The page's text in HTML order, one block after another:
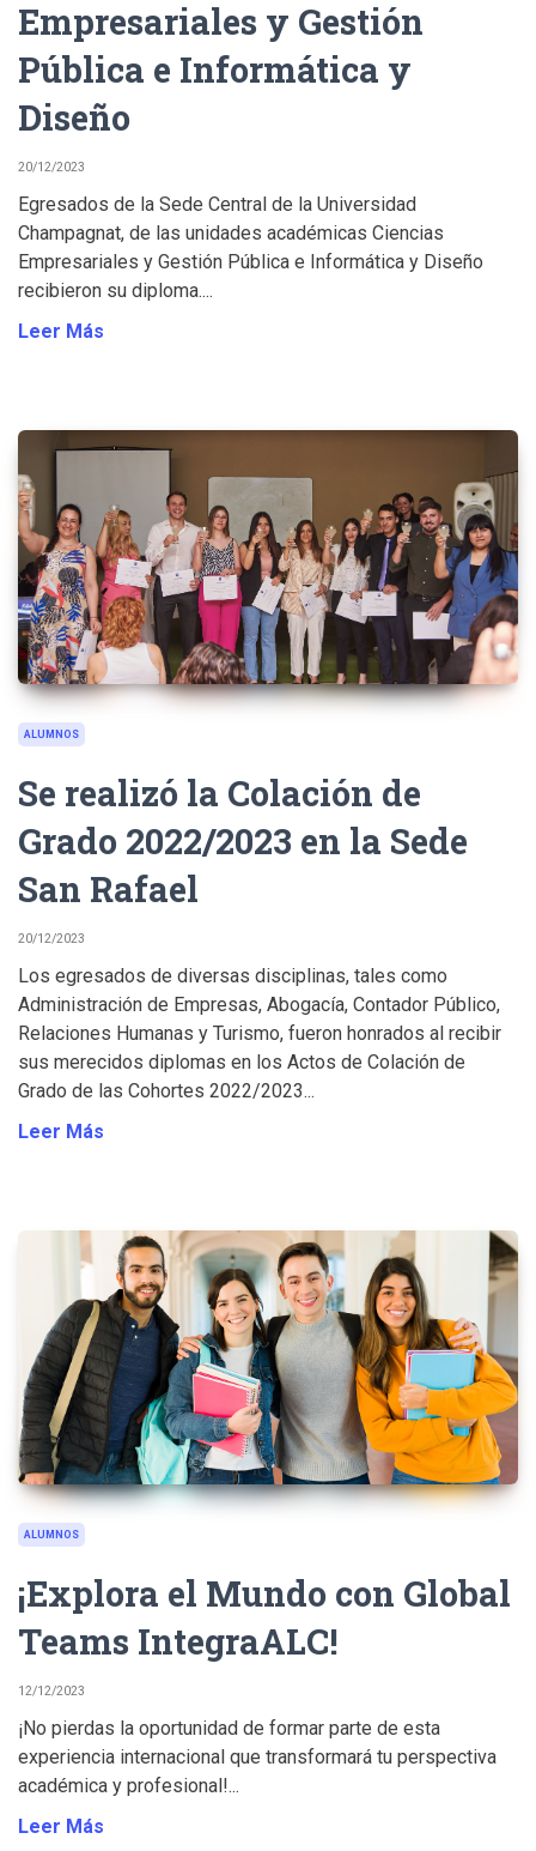
Empresariales y Gestión
Pública e Informática y
Diseño
20/12/2023
Egresados de la Sede Central de la Universidad
Champagnat, de las unidades académicas Ciencias
Empresariales y Gestión Pública e Informática y Diseño
recibieron su diploma....
Leer Más
ALUMNOS
Se realizó la Colación de
Grado 2022/2023 en la Sede
San Rafael
20/12/2023
Los egresados de diversas disciplinas, tales como
Administración de Empresas, Abogacía, Contador Público,
Relaciones Humanas y Turismo, fueron honrados al recibir
sus merecidos diplomas en los Actos de Colación de
Grado de las Cohortes 2022/2023...
Leer Más
ALUMNOS
¡Explora el Mundo con Global
Teams IntegraALC!
12/12/2023
¡No pierdas la oportunidad de formar parte de esta
experiencia internacional que transformará tu perspectiva
académica y profesional!...
Leer Más